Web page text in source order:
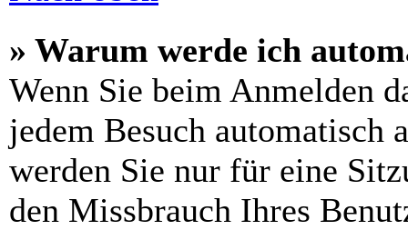
» Warum werde ich
Wenn Sie beim Anmelden
jedem Besuch automatisch
werden Sie nur für eine
den Missbrauch Ihres